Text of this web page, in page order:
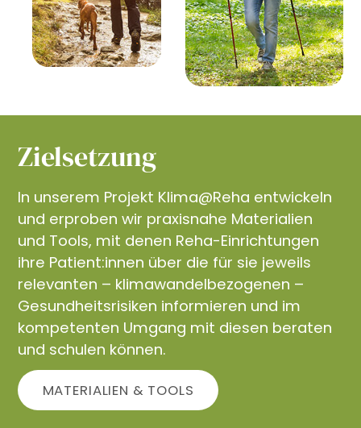
Zielsetzung
In unserem Projekt Klima@Reha entwickeln
und erproben wir praxisnahe Materialien
und Tools, mit denen Reha-Einrichtungen
ihre Patient:innen über die für sie jeweils
relevanten – klimawandelbezogenen –
Gesundheitsrisiken informieren und im
kompetenten Umgang mit diesen beraten
und schulen können.
MATERIALIEN & TOOLS